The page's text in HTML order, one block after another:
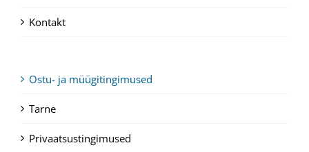
Kontakt
Ostu- ja müügitingimused
Tarne
Privaatsustingimused